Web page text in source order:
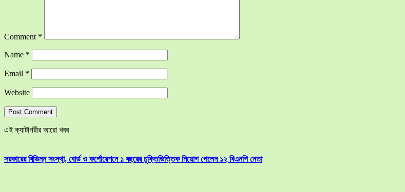
Comment *
Name *
Email *
Website
এই ক্যাটাগরীর আরো খবর
সরকারের বিভিন্ন সংস্থা, বোর্ড ও কর্পোরেশনে ১ বছরের চুক্তিভিত্তিক নিয়োগ পেলেন ১২ বিএনপি নেতা